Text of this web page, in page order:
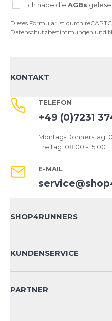
Ich habe die AGBs
Dieses Formular ist durch
Datenschutzbestimmungen und
KONTAKT
TELEFON
+49 (0)7231
Montag-Donnerstag:
Freitag: 08:00 - 15:00
E-MAIL
SHOP4RUNNERS
KUNDENSERVICE
PARTNER